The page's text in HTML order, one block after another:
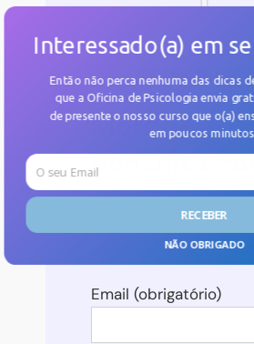
Nice da
Psicóloga
Marque
consulta
Nome (obrigatório)
Email (obrigatório)
RECEBER
Interessado(a) em
Então não perca nenhuma das dicas
que a Oficina de Psicologia envia
de presente o nosso curso que o(a)
em poucos
NÃO OBRIGADO